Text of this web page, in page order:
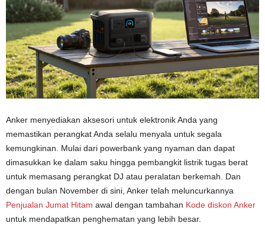
Anker menyediakan aksesori untuk elektronik Anda yang
memastikan perangkat Anda selalu menyala untuk segala
kemungkinan. Mulai dari powerbank yang nyaman dan dapat
dimasukkan ke dalam saku hingga pembangkit listrik tugas berat
untuk memasang perangkat DJ atau peralatan berkemah. Dan
dengan bulan November di sini, Anker telah meluncurkannya
Penjualan Jumat Hitam awal dengan tambahan Kode diskon Anker
untuk mendapatkan penghematan yang lebih besar.